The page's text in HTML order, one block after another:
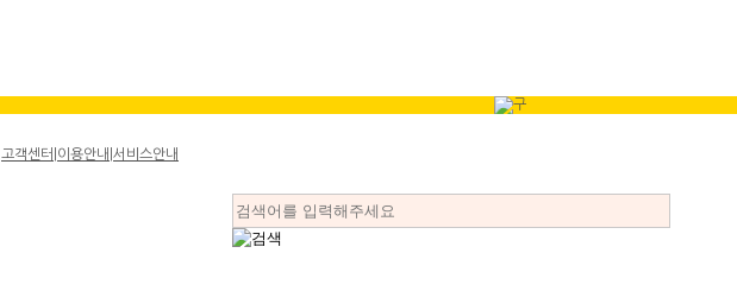
고객센터 이용안내 서비스안내